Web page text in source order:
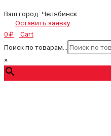
Ваш город: Челябинск
Оставить заявку
0 ₽
Cart
Поиск по товарам...
×